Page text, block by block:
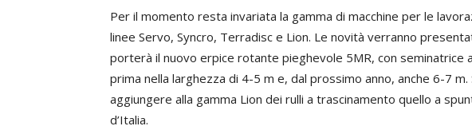
Per il momento resta invariata la gamma di macchine per le
linee Servo, Syncro, Terradisc e Lion. Le novità verranno
porterà il nuovo erpice rotante pieghevole 5MR, con seminatrice
prima nella larghezza di 4-5 m e, dal prossimo anno, anche 6-7
aggiungere alla gamma Lion dei rulli a trascinamento quello a
d’Italia.